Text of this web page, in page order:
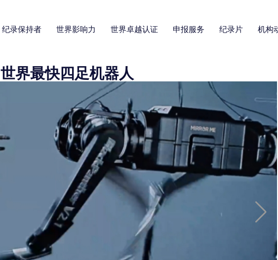
纪录保持者 世界影响力 世界卓越认证 申报服务 纪录片 机构
世界最快四足机器人